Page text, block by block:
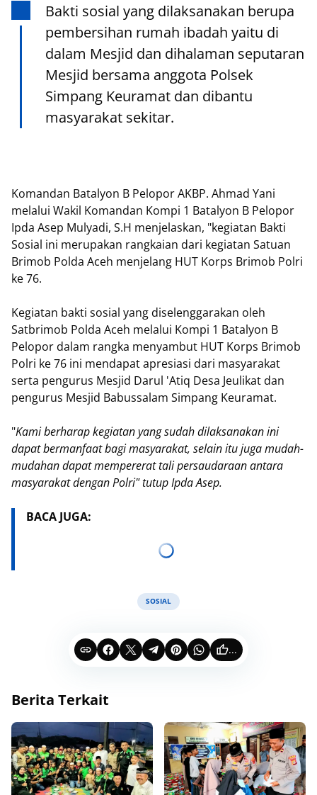
Bakti sosial yang dilaksanakan berupa
pembersihan rumah ibadah yaitu di
dalam Mesjid dan dihalaman seputaran
Mesjid bersama anggota Polsek
Simpang Keuramat dan dibantu
masyarakat sekitar.
Komandan Batalyon B Pelopor AKBP. Ahmad Yani
melalui Wakil Komandan Kompi 1 Batalyon B Pelopor
Ipda Asep Mulyadi, S.H menjelaskan, "kegiatan Bakti
Sosial ini merupakan rangkaian dari kegiatan Satuan
Brimob Polda Aceh menjelang HUT Korps Brimob Polri
ke 76.
Kegiatan bakti sosial yang diselenggarakan oleh
Satbrimob Polda Aceh melalui Kompi 1 Batalyon B
Pelopor dalam rangka menyambut HUT Korps Brimob
Polri ke 76 ini mendapat apresiasi dari masyarakat
serta pengurus Mesjid Darul 'Atiq Desa Jeulikat dan
pengurus Mesjid Babussalam Simpang Keuramat.
"Kami berharap kegiatan yang sudah dilaksanakan ini
dapat bermanfaat bagi masyarakat, selain itu juga mudah-
mudahan dapat mempererat tali persaudaraan antara
masyarakat dengan Polri" tutup Ipda Asep.
BACA JUGA:
SOSIAL
...
Berita Terkait